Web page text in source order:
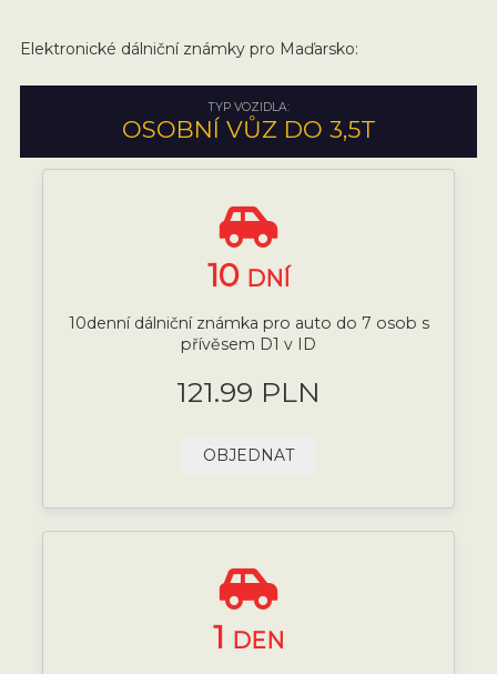
Elektronické dálniční známky pro Maďarsko:
TYP VOZIDLA:
OSOBNÍ VŮZ DO 3,5T
10 DNÍ
10denní dálniční známka pro auto do 7 osob s
přívěsem D1 v ID
121.99 PLN
OBJEDNAT
1 DEN